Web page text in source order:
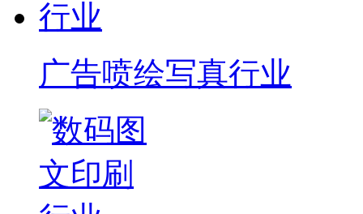
广告喷绘写真行业